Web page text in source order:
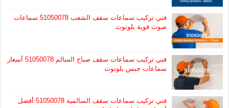
فني تركيب سماعات سقف الشعب 51050078 سماعات
صوت قوية بلوتوث
فني تركيب سماعات سقف صباح السالم 51050078 أسعار
سماعات جبس بلوتوث
فني تركيب سماعات سقف السالمية 51050078 أفضل